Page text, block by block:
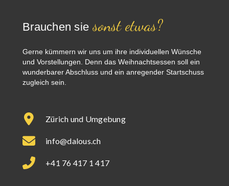
Brauchen sie sonst etwas?
Gerne kümmern wir uns um ihre individuellen Wünsche
und Vorstellungen. Denn das Weihnachtsessen soll ein
wunderbarer Abschluss und ein anregender Startschuss
zugleich sein.
Zürich und Umgebung
info@dalous.ch
+41 76 417 1 417